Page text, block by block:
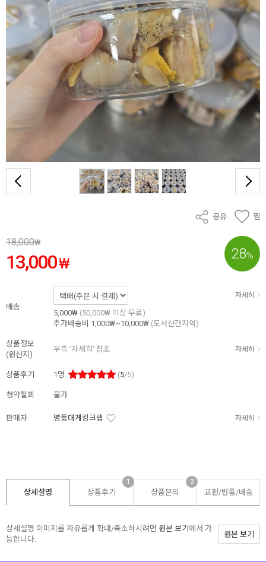
공유 찜
28%
18,000₩
13,000₩
배송
자세히
5,000₩ (50,000₩ 이상 무료)
추가배송비
1,000₩~10,000₩ (도서산간지역)
상품정보
(원산지)
우측 '자세히' 참조 자세히
상품후기 1 명 (5/5)
청약철회 불가
판매자 명품대게킹크랩 자세히
상세설명 상품후기
1
상품문의
2
교환/반품/배송
상세설명 이미지를 자유롭게 확대/축소하시려면 원본 보기 에서 가
능합니다.
원본 보기